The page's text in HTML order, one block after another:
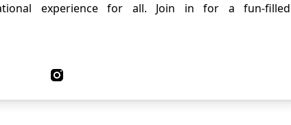
experience for all. Join in for a fun-filled